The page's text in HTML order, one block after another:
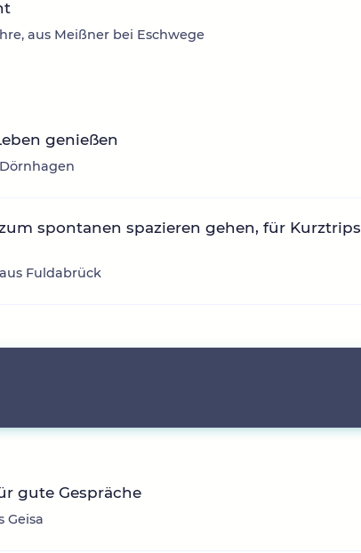
aus Meißner bei Eschwege
genießen
spontanen spazieren gehen, für Kurztrips
Fuldabrück
gute Gespräche
Geisa